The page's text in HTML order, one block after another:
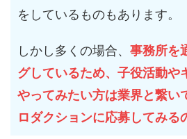
をしているものもあります。
しかし多くの場合、 事務所を
グしているため、子役活動や
やってみたい方は業界と繋い
ロダクションに応募してみる